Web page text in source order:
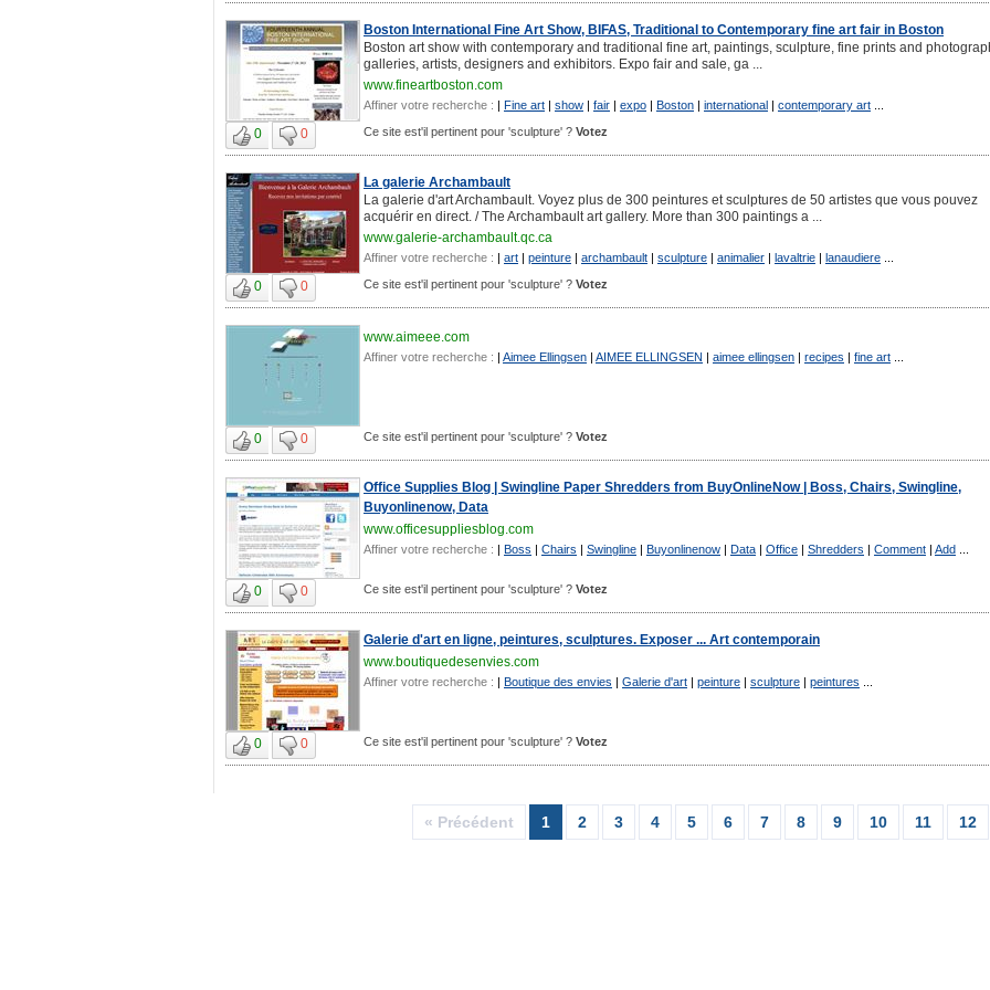
Boston International Fine Art Show, BIFAS, Traditional to Contemporary fine art fair in Boston
Boston art show with contemporary and traditional fine art, paintings, sculpture, fine prints and
galleries, artists, designers and exhibitors. Expo fair and sale, ga ...
www.fineartboston.com
Affiner votre recherche : | Fine art | show | fair | expo | Boston | international | contemporary art
0 0 Ce site est'il pertinent pour 'sculpture' ? Votez
La galerie Archambault
La galerie d'art Archambault. Voyez plus de 300 peintures et sculptures de 50 artistes que vous pouvez
acquérir en direct. / The Archambault art gallery. More than 300 paintings a ...
www.galerie-archambault.qc.ca
Affiner votre recherche : | art | peinture | archambault | sculpture | animalier | lavaltrie | lanaudiere
0 0 Ce site est'il pertinent pour 'sculpture' ? Votez
www.aimeee.com
Affiner votre recherche : | Aimee Ellingsen | AIMEE ELLINGSEN | aimee ellingsen | recipes | fine art
0 0 Ce site est'il pertinent pour 'sculpture' ? Votez
Office Supplies Blog | Swingline Paper Shredders from BuyOnlineNow | Boss, Chairs, Swingline,
Buyonlinenow, Data
www.officesuppliesblog.com
Affiner votre recherche : | Boss | Chairs | Swingline | Buyonlinenow | Data | Office | Shredders | Comment | Add
0 0 Ce site est'il pertinent pour 'sculpture' ? Votez
Galerie d'art en ligne, peintures, sculptures. Exposer ... Art contemporain
www.boutiquedesenvies.com
Affiner votre recherche : | Boutique des envies | Galerie d'art | peinture | sculpture | peintures
0 0 Ce site est'il pertinent pour 'sculpture' ? Votez
12
11
10
9
8
7
6
5
4
3
2
1
« Précédent